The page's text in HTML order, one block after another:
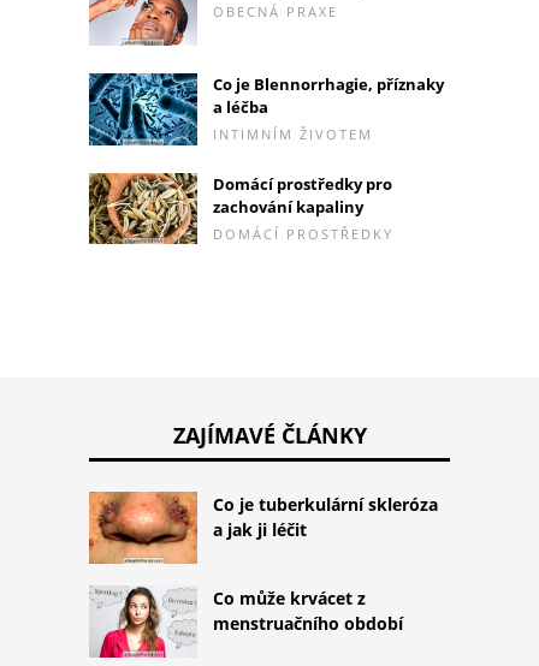
OBECNÁ PRAXE
Co je Blennorrhagie, příznaky
a léčba
INTIMNÍM ŽIVOTEM
Domácí prostředky pro
zachování kapaliny
DOMÁCÍ PROSTŘEDKY
ZAJÍMAVÉ ČLÁNKY
Co je tuberkulární skleróza
a jak ji léčit
Co může krvácet z
menstruačního období